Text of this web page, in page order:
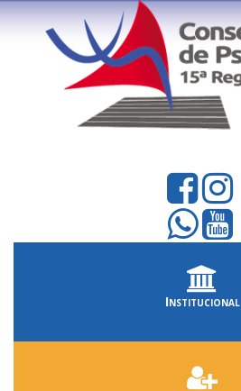
Institucional